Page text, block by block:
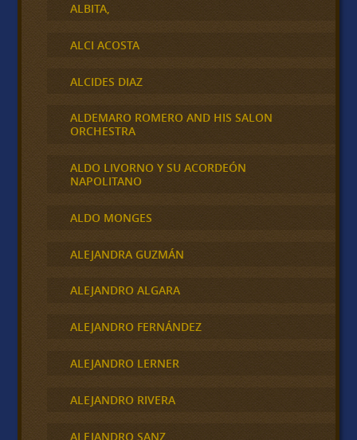
ALBITA,
ALCI ACOSTA
ALCIDES DIAZ
ALDEMARO ROMERO AND HIS SALON
ORCHESTRA
ALDO LIVORNO Y SU ACORDEÓN
NAPOLITANO
ALDO MONGES
ALEJANDRA GUZMÁN
ALEJANDRO ALGARA
ALEJANDRO FERNÁNDEZ
ALEJANDRO LERNER
ALEJANDRO RIVERA
ALEJANDRO SANZ